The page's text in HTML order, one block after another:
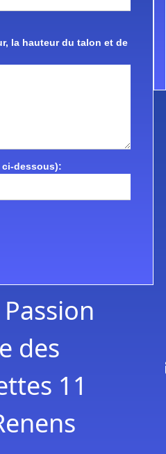
la hauteur du talon et de
ci-dessous):
des
11